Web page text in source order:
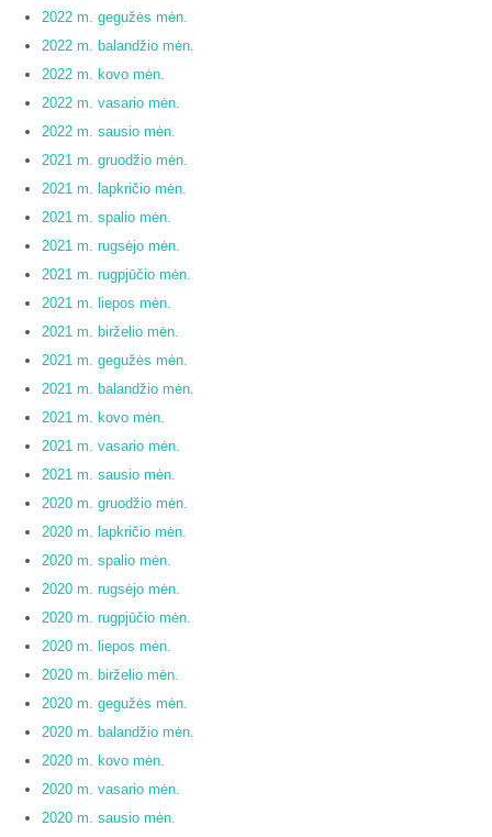
2022 m. gegužės mėn.
2022 m. balandžio mėn.
2022 m. kovo mėn.
2022 m. vasario mėn.
2022 m. sausio mėn.
2021 m. gruodžio mėn.
2021 m. lapkričio mėn.
2021 m. spalio mėn.
2021 m. rugsėjo mėn.
2021 m. rugpjūčio mėn.
2021 m. liepos mėn.
2021 m. birželio mėn.
2021 m. gegužės mėn.
2021 m. balandžio mėn.
2021 m. kovo mėn.
2021 m. vasario mėn.
2021 m. sausio mėn.
2020 m. gruodžio mėn.
2020 m. lapkričio mėn.
2020 m. spalio mėn.
2020 m. rugsėjo mėn.
2020 m. rugpjūčio mėn.
2020 m. liepos mėn.
2020 m. birželio mėn.
2020 m. gegužės mėn.
2020 m. balandžio mėn.
2020 m. kovo mėn.
2020 m. vasario mėn.
2020 m. sausio mėn.